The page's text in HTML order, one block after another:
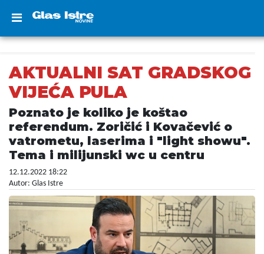
AKTUALNI SAT GRADSKOG
VIJEĆA PULA
Poznato je koliko je koštao
referendum. Zoričić i Kovačević o
vatrometu, laserima i "light showu".
Tema i milijunski wc u centru
12.12.2022 18:22
Autor: Glas Istre